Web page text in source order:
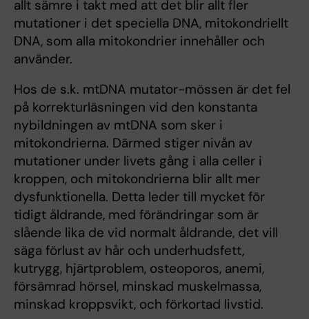
allt sämre i takt med att det blir allt fler
mutationer i det speciella DNA, mitokondriellt
DNA, som alla mitokondrier innehåller och
använder.
Hos de s.k. mtDNA mutator-mössen är det fel
på korrekturläsningen vid den konstanta
nybildningen av mtDNA som sker i
mitokondrierna. Därmed stiger nivån av
mutationer under livets gång i alla celler i
kroppen, och mitokondrierna blir allt mer
dysfunktionella. Detta leder till mycket för
tidigt åldrande, med förändringar som är
slående lika de vid normalt åldrande, det vill
säga förlust av hår och underhudsfett,
kutrygg, hjärtproblem, osteoporos, anemi,
försämrad hörsel, minskad muskelmassa,
minskad kroppsvikt, och förkortad livstid.